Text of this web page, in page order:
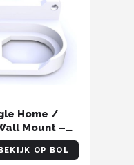
Home /
Mount –
BEKIJK OP BOL